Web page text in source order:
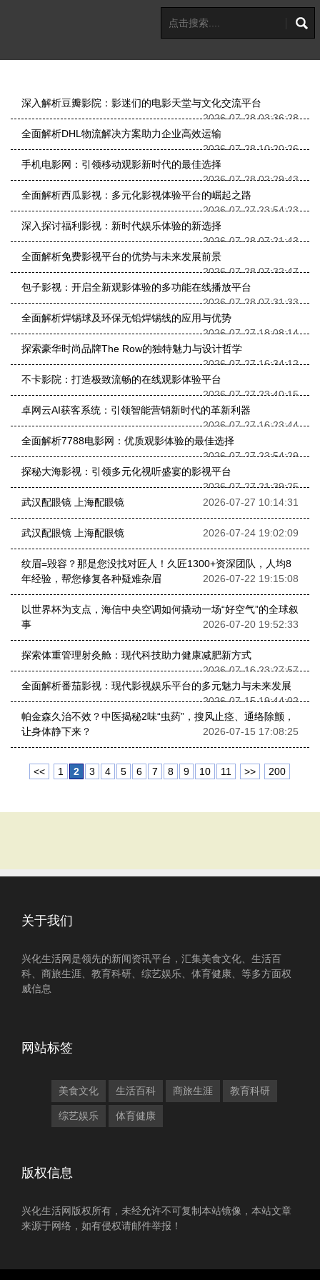
深入解析豆瓣影院：影迷们的电影天堂与文化交流平台
2026-07-28 03:36:28
全面解析DHL物流解决方案助力企业高效运输
2026-07-28 10:20:26
手机电影网：引领移动观影新时代的最佳选择
2026-07-28 02:29:43
全面解析西瓜影视：多元化影视体验平台的崛起之路
2026-07-27 23:54:23
深入探讨福利影视：新时代娱乐体验的新选择
2026-07-28 07:21:43
全面解析免费影视平台的优势与未来发展前景
2026-07-28 07:32:47
包子影视：开启全新观影体验的多功能在线播放平台
2026-07-28 07:31:33
全面解析焊锡球及环保无铅焊锡线的应用与优势
2026-07-27 18:08:14
探索豪华时尚品牌The Row的独特魅力与设计哲学
2026-07-27 16:34:12
不卡影院：打造极致流畅的在线观影体验平台
2026-07-27 23:40:15
卓网云AI获客系统：引领智能营销新时代的革新利器
2026-07-27 16:23:44
全面解析7788电影网：优质观影体验的最佳选择
2026-07-27 23:54:29
探秘大海影视：引领多元化视听盛宴的影视平台
2026-07-27 21:39:25
武汉配眼镜 上海配眼镜
2026-07-27 10:14:31
武汉配眼镜 上海配眼镜 2026-07-24 19:02:09
纹眉=毁容？那是您没找对匠人！久匠1300+资深团队，人均8
年经验，帮您修复各种疑难杂眉
2026-07-22 19:15:08
以世界杯为支点，海信中央空调如何撬动一场“好空气”的全球叙
事
2026-07-20 19:52:33
探索体重管理射灸舱：现代科技助力健康减肥新方式
2026-07-16 23:27:57
全面解析番茄影视：现代影视娱乐平台的多元魅力与未来发展
2026-07-15 19:44:02
帕金森久治不效？中医揭秘2味“虫药”，搜风止痉、通络除颤，
让身体静下来？
2026-07-15 17:08:25
<< 1 2 3 4 5 6 7 8 9 10 11 >> 200
关于我们
兴化生活网是领先的新闻资讯平台，汇集美食文化、生活百
科、商旅生涯、教育科研、综艺娱乐、体育健康、等多方面权
威信息
网站标签
美食文化 生活百科 商旅生涯 教育科研
综艺娱乐 体育健康
版权信息
兴化生活网版权所有，未经允许不可复制本站镜像，本站文章
来源于网络，如有侵权请邮件举报！